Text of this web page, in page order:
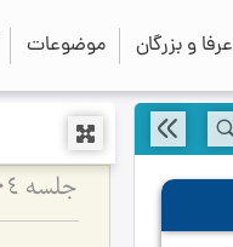
عرفا و بزرگان موضوعات
جلسه ۱۰۴